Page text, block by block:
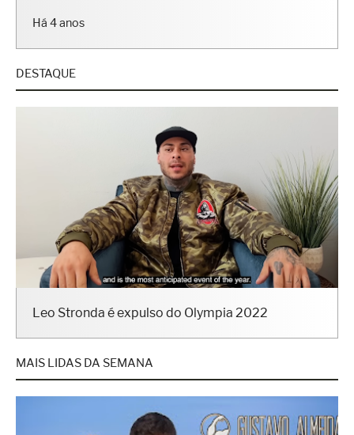
Há 4 anos
DESTAQUE
Leo Stronda é expulso do Olympia 2022
MAIS LIDAS DA SEMANA